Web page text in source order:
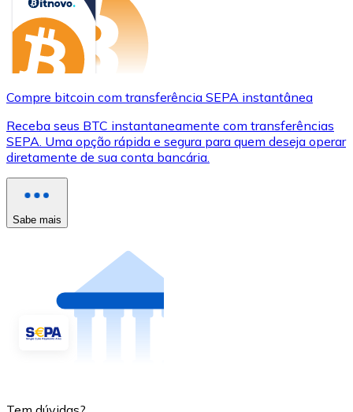
Compre bitcoin com transferência SEPA instantânea
Receba seus BTC instantaneamente com transferências
SEPA. Uma opção rápida e segura para quem deseja operar
diretamente de sua conta bancária.
Sabe mais